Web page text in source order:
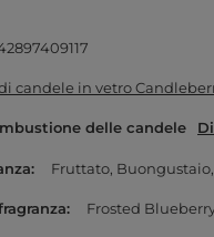
candele in vetro
delle candele
Fruttato Buongustaio
Frosted